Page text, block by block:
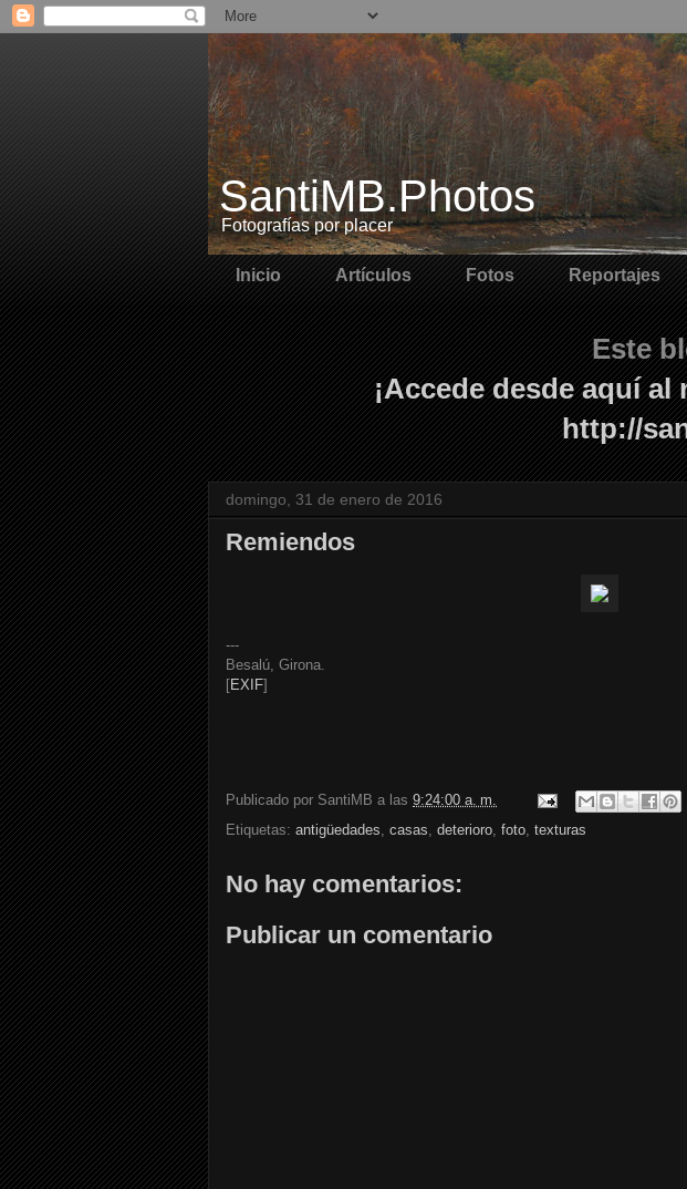
SantiMB.Photos
Fotografías por placer
Inicio Artículos Fotos Reportajes
Este
¡Accede desde aquí
http://
domingo, 31 de enero de 2016
Remiendos
---
Besalú, Girona.
[EXIF]
Publicado por SantiMB a las 9:24:00 a. m.
Etiquetas: antigüedades, casas, deterioro, foto, texturas
No hay comentarios:
Publicar un comentario